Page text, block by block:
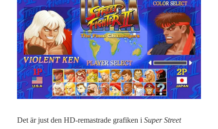
Det är just den HD-remastrade grafiken i Super Street